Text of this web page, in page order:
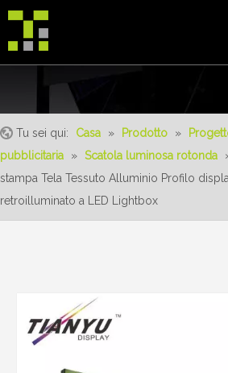
Riguardo a noi
Prodotto
Servizio
Tu sei qui: Casa » Prodotto »
pubblicitaria
» Scatola luminosa rotonda
stampa Tela Tessuto Alluminio Profilo
retroilluminato a LED Lightbox